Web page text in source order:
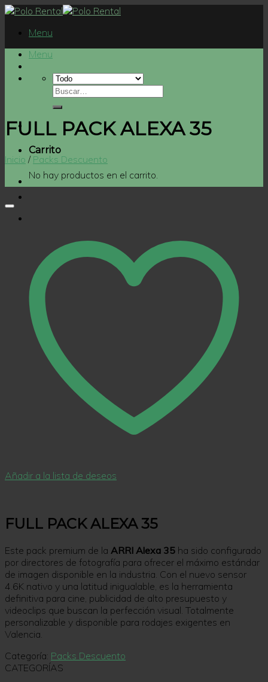
Skip
contentMenu
Menu
Carrito
No hay productos en el carrito.
FULL PACK ALEXA 35
Inicio / Packs Descuento
Añadir a la lista de deseos
FULL PACK ALEXA 35
Este pack premium de la ARRI Alexa 35 ha sido configurado
por directores de fotografía para ofrecer el máximo estándar
de imagen disponible en la industria. Con el nuevo sensor
4. 6K nativo y una latitud inigualable, es la herramienta
definitiva para cine, publicidad de alto presupuesto y
videoclips que buscan la perfección visual. Totalmente
personalizable y disponible para rodajes exigentes en
Valencia.
Categoría: Packs Descuento
CATEGORÍAS